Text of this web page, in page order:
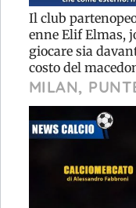
Il club
enne Elif Elmas,
giocare sia
costo del
MILAN,